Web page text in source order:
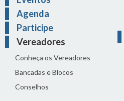
Agenda
Participe
Vereadores
Conheça os Vereadores
Bancadas e Blocos
Conselhos